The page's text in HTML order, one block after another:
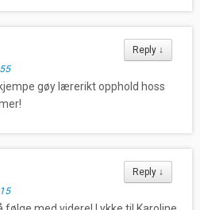
Reply ↓
gøy lærerikt opphold hoss
Reply ↓